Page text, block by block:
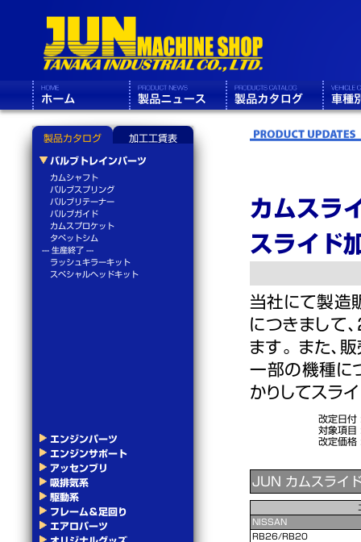
カムスラ
スライド
当社にて製造
につきまして
ます。 また、
一部の機種に
かりしてスラ
改定日付
対象項目
改定価格
JUN カムスライ
NISSAN
RB26/RB20
製品カタログ 加工工賃表
バルブトレインパーツ
カムシャフト
バルブスプリング
バルブリテーナー
バルブガイド
カムスプロケット
タペットシム
--- 生産終了 ---
ラッシュキラーキット
スペシャルヘッドキット
エンジンパーツ
エンジンサポート
アッセンブリ
吸排気系
駆動系
フレーム＆足回り
エアロパーツ